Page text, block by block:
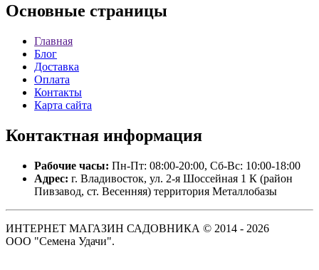
Основные страницы
Главная
Блог
Доставка
Оплата
Контакты
Карта сайта
Контактная информация
Рабочие часы: Пн-Пт: 08:00-20:00, Сб-Вс: 10:00-18:00
Адрес: г. Владивосток, ул. 2-я Шоссейная 1 К (район
Пивзавод, ст. Весенняя) территория Металлобазы
ИНТЕРНЕТ МАГАЗИН САДОВНИКА © 2014 - 2026
ООО "Семена Удачи".